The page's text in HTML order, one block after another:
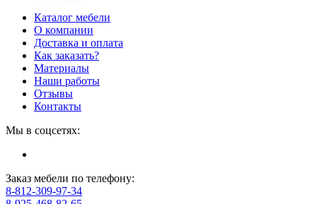
Каталог мебели
О компании
Доставка и оплата
Как заказать?
Материалы
Наши работы
Отзывы
Контакты
Мы в соцсетях:
Заказ мебели по телефону:
8-812-309-97-34